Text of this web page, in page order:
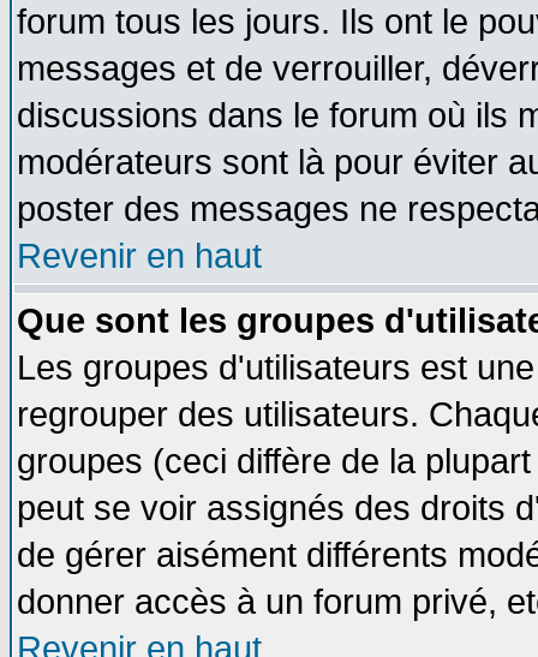
forum tous les jours. Ils ont le
messages et de verrouiller,
discussions dans le forum où ils
modérateurs sont là pour éviter
poster des messages ne
Revenir en haut
Que sont les groupes
Les groupes d'utilisateurs est
regrouper des utilisateurs.
groupes (ceci diffère de la
peut se voir assignés des droits
de gérer aisément différents
donner accès à un forum privé,
Revenir en haut